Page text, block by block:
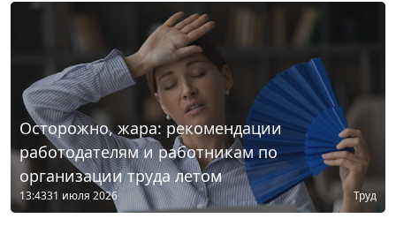
Осторожно, жара: рекомендации
работодателям и работникам по
организации труда летом
13:4331 июля 2026 Труд